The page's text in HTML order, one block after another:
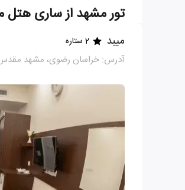
تور مشهد از ساری هتل
میبد 2 ستاره
آدرس: خراسان رضوی، مشهد مقدس،